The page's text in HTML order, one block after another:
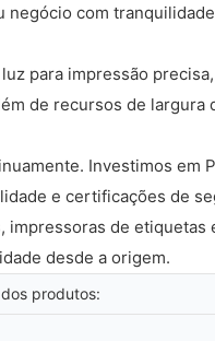
com
para impressão
de recursos de largura
Investimos
e certificações de
de
desde a origem.
produtos: